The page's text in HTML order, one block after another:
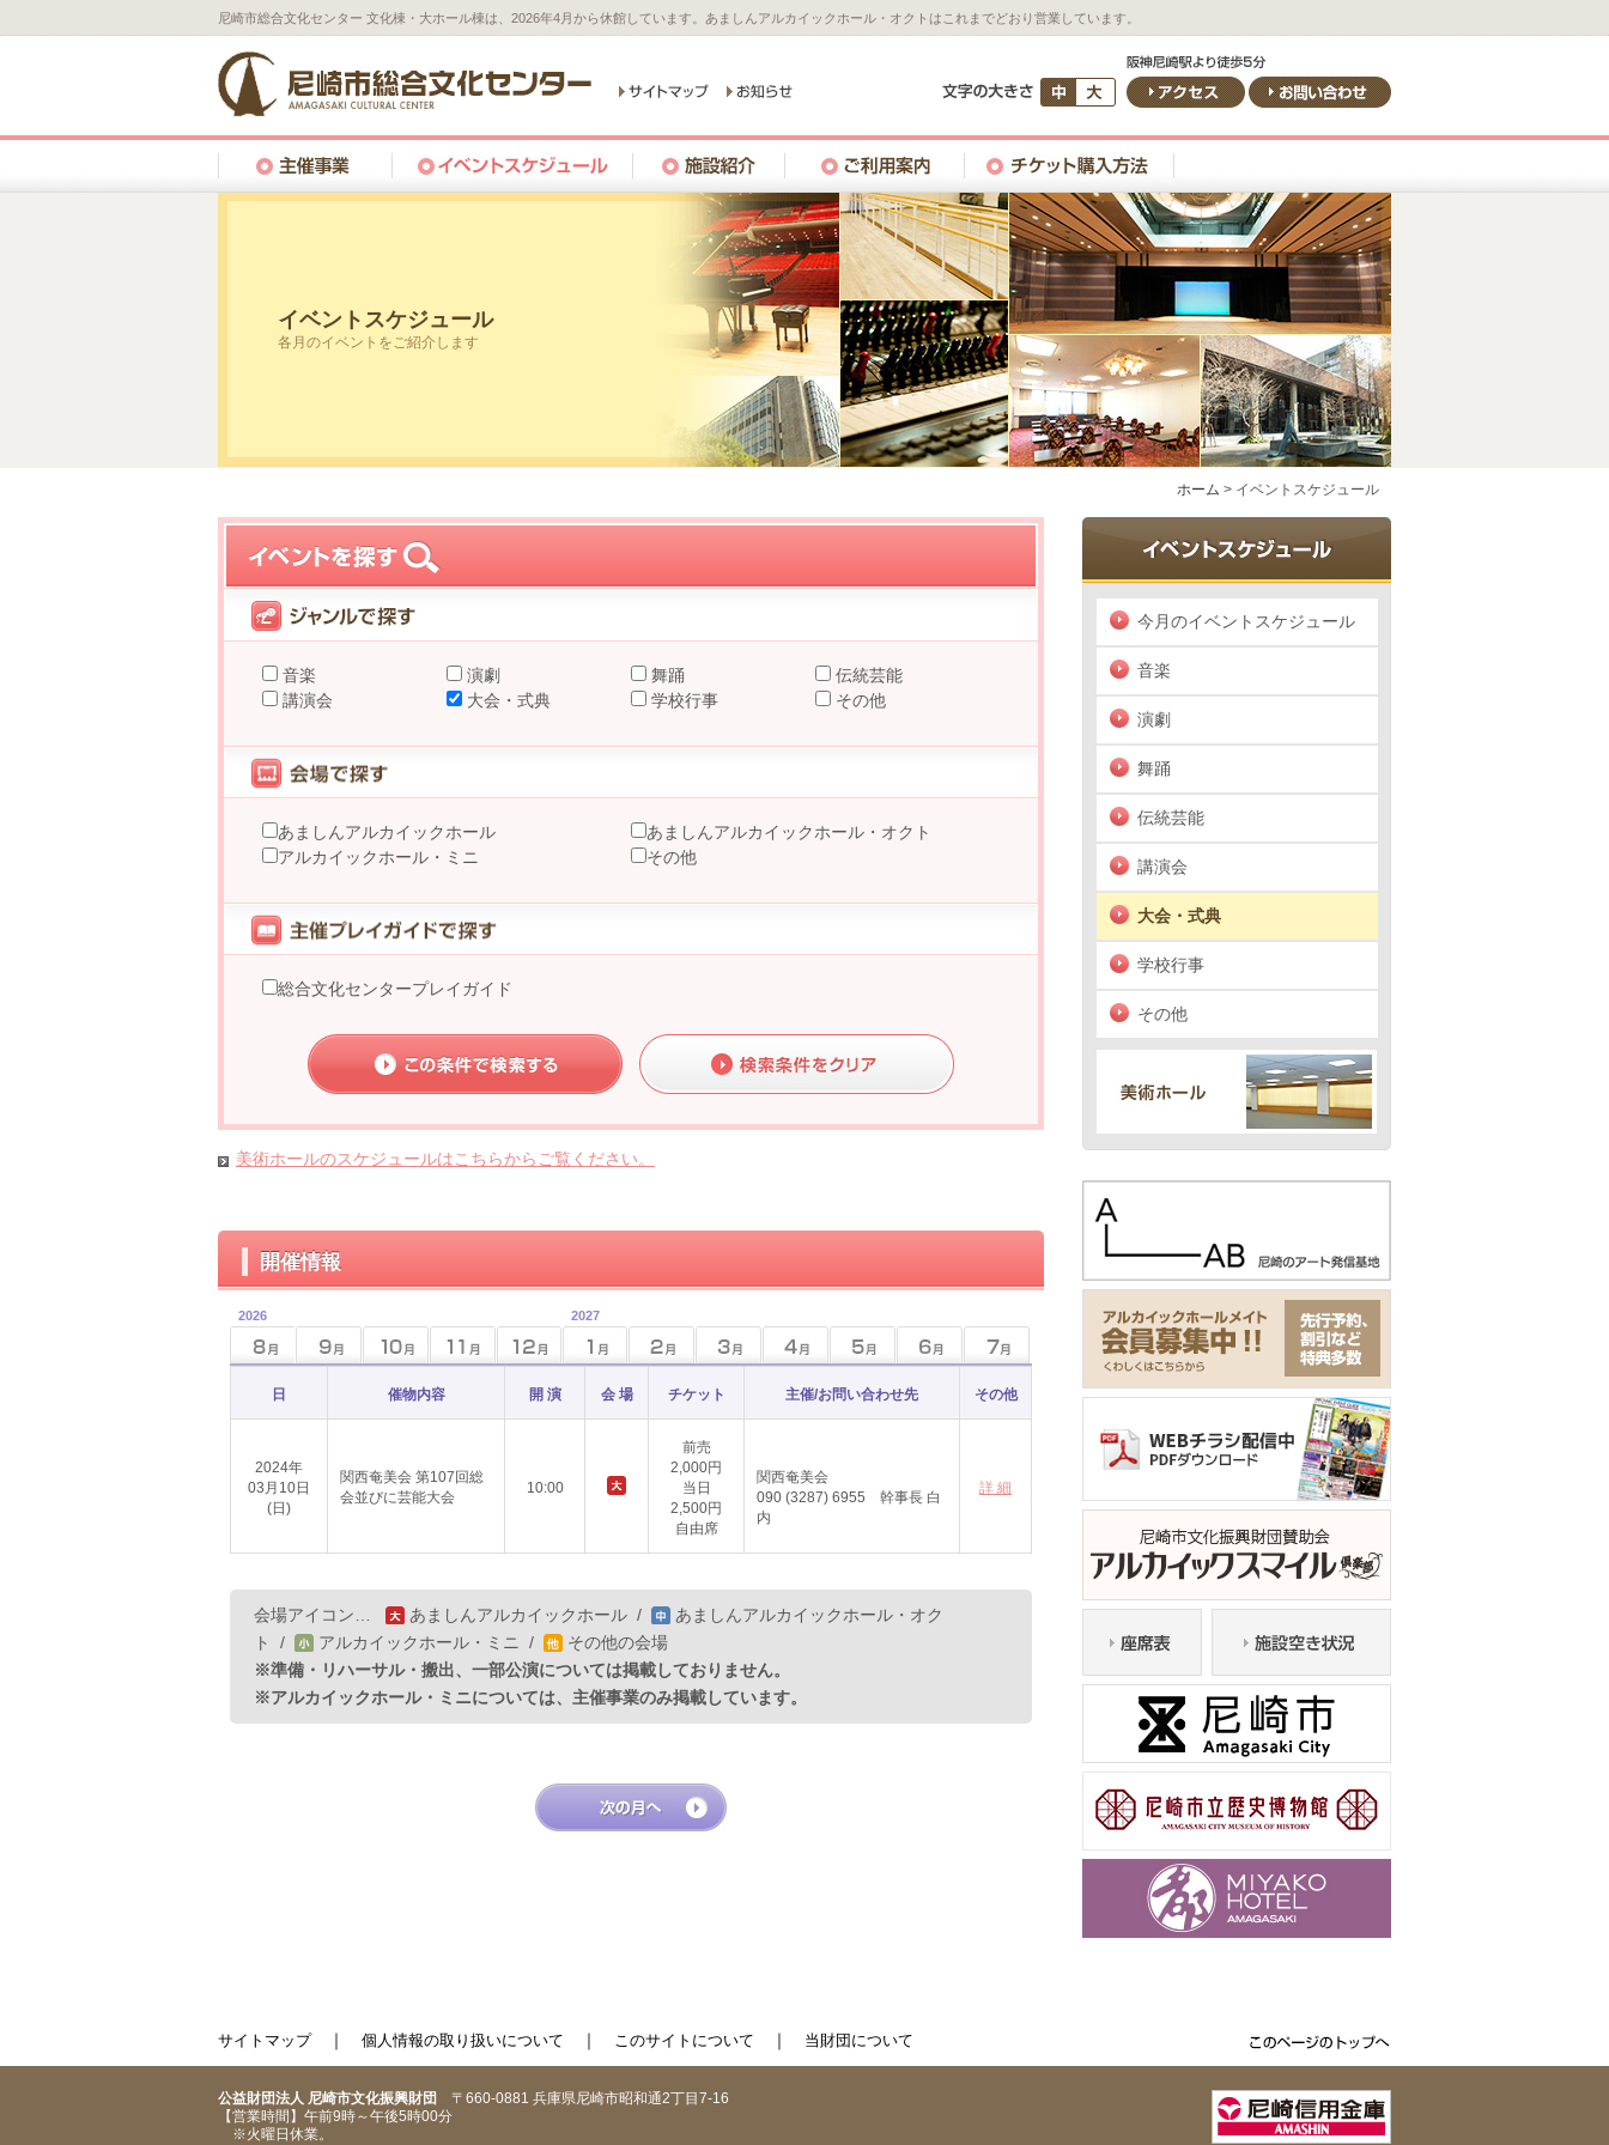
尼崎市総合文化センター 文化棟・大ホール棟は、2026年4月から休館しています。あましんアルカイックホール・オクトはこれまでどおり営業しています。
イベントスケジュール
各月のイベントをご紹介します
ホーム > イベントスケジュール
音楽 演劇 舞踊
伝統芸能
講演会
大会・式典 学校行事 その他
あましんアルカイックホール
あましんアルカイックホール・オクト
アルカイックホール・ミニ
その他
総合文化センタープレイガイド
美術ホールのスケジュールはこちらからご覧ください。
開催情報
2026 2027
日 催物内容 開 演 会 場 チケット 主催/お問い合わせ先 その他
2024年
03月10日
(日)
関西奄美会 第107回総
会並びに芸能大会
10:00
前売
2,000円
当日
2,500円
自由席
関西奄美会
090 (3287) 6955 幹事長 白
内
詳 細
会場アイコン… あましんアルカイックホール /
あましんアルカイックホール・オク
ト
/ アルカイックホール・ミニ /
その他の会場
※準備・リハーサル・搬出、一部公演については掲載しておりません。
※アルカイックホール・ミニについては、主催事業のみ掲載しています。
今月のイベントスケジュール
音楽
演劇
舞踊
伝統芸能
講演会
大会・式典
学校行事
その他
サイトマップ｜ 個人情報の取り扱いについて ｜ このサイトについて ｜ 当財団について
公益財団法人 尼崎市文化振興財団 〒660-0881 兵庫県尼崎市昭和通2丁目7-16
【営業時間】午前9時～午後5時00分
※火曜日休業。